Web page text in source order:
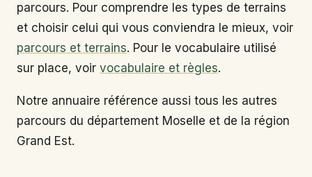
parcours. Pour comprendre les types de terrains
et choisir celui qui vous conviendra le mieux, voir
parcours et terrains. Pour le vocabulaire utilisé
sur place, voir vocabulaire et règles.
Notre annuaire référence aussi tous les autres
parcours du département Moselle et de la région
Grand Est.